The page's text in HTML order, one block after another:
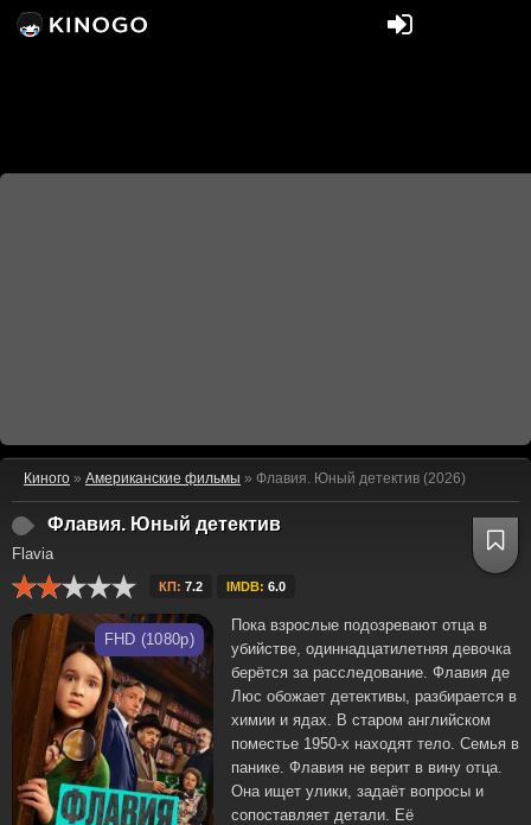
Киного » Американские фильмы » Флавия. Юный детектив (2026)
Флавия. Юный детектив
Flavia
КП: 7.2 IMDB: 6.0
FHD (1080p)
Пока взрослые подозревают отца в
убийстве, одиннадцатилетняя девочка
берётся за расследование. Флавия де
Люс обожает детективы, разбирается в
химии и ядах. В старом английском
поместье 1950-х находят тело. Семья в
панике. Флавия не верит в вину отца.
Она ищет улики, задаёт вопросы и
сопоставляет детали. Её